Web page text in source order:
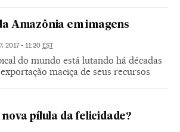
Amazônia em imagens
2017 - 11:20 EST
do mundo está lutando há décadas
maciça de seus recursos
pílula da felicidade?